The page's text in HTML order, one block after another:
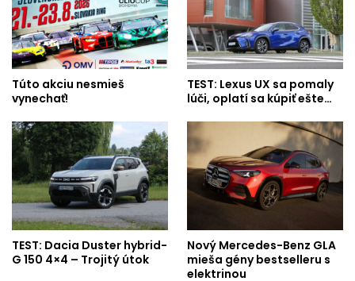
Túto akciu nesmieš
vynechať!
TEST: Lexus UX sa pomaly
lúči, oplatí sa kúpiť ešte…
TEST: Dacia Duster hybrid-
G 150 4×4 – Trojitý útok
Nový Mercedes-Benz GLA
mieša gény bestselleru s
elektrinou